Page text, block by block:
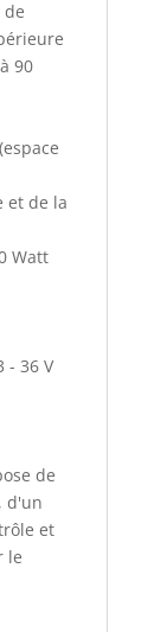
de
90
et de la
Watt
- 36 V
de
d'un
et
le